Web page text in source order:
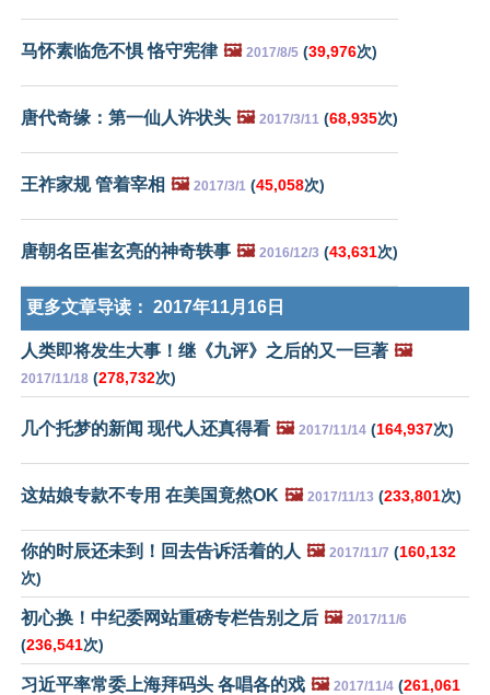
马怀素临危不惧 恪守宪律 🖼️ 2017/8/5 (39,976次)
唐代奇缘：第一仙人许状头 🖼️ 2017/3/11 (68,935次)
王祚家规 管着宰相 🖼️ 2017/3/1 (45,058次)
唐朝名臣崔玄亮的神奇轶事 🖼️ 2016/12/3 (43,631次)
更多文章导读： 2017年11月16日
人类即将发生大事！继《九评》之后的又一巨著 🖼️
2017/11/18 (278,732次)
几个托梦的新闻 现代人还真得看 🖼️ 2017/11/14 (164,937次)
这姑娘专款不专用 在美国竟然OK 🖼️ 2017/11/13 (233,801次)
你的时辰还未到！回去告诉活着的人 🖼️ 2017/11/7 (160,132
次)
初心换！中纪委网站重磅专栏告别之后 🖼️ 2017/11/6
(236,541次)
习近平率常委上海拜码头 各唱各的戏 🖼️ 2017/11/4 (261,061